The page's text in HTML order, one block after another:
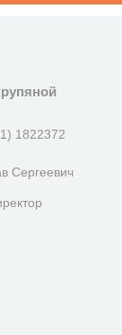
1822372
Сергеевич